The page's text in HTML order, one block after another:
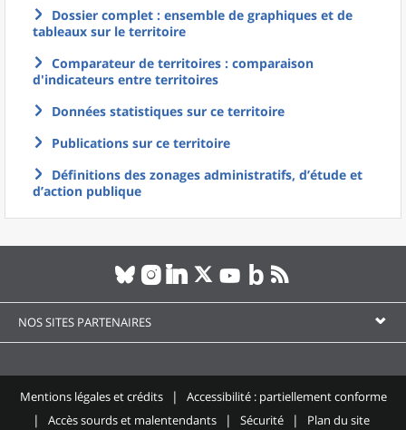
Dossier complet : ensemble de graphiques et de
tableaux sur le territoire
Comparateur de territoires : comparaison
d'indicateurs entre territoires
Données statistiques sur ce territoire
Publications sur ce territoire
Définitions des zonages administratifs, d’étude et
d’action publique
NOS SITES PARTENAIRES
Mentions légales et crédits
Accessibilité : partiellement conforme
Accès sourds et malentendants
Sécurité Plan du site